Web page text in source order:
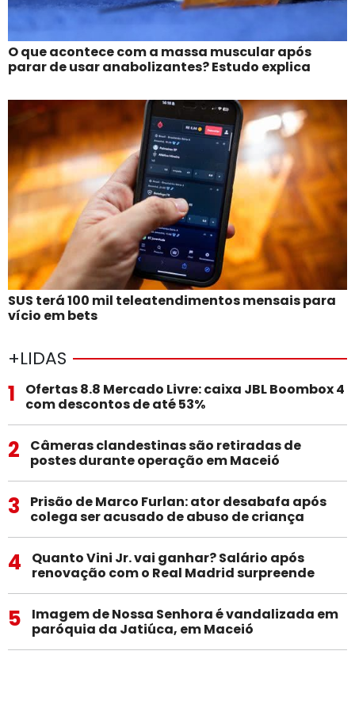
O que acontece com a massa muscular após
parar de usar anabolizantes? Estudo explica
SUS terá 100 mil teleatendimentos mensais para
vício em bets
+LIDAS
1
Ofertas 8.8 Mercado Livre: caixa JBL Boombox 4
com descontos de até 53%
2
Câmeras clandestinas são retiradas de
postes durante operação em Maceió
3
Prisão de Marco Furlan: ator desabafa após
colega ser acusado de abuso de criança
4
Quanto Vini Jr. vai ganhar? Salário após
renovação com o Real Madrid surpreende
5
Imagem de Nossa Senhora é vandalizada em
paróquia da Jatiúca, em Maceió